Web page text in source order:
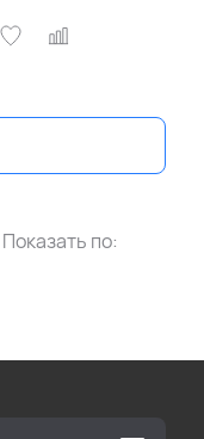
Показать по: